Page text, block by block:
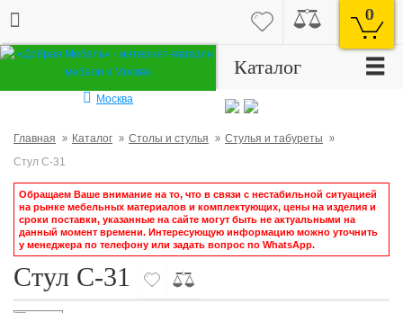
0
Москва
Каталог ☰
Главная Каталог Столы и стулья
Стулья и табуреты
Стул С-31
Обращаем Ваше внимание на то, что в связи с нестабильной ситуацией
на рынке мебельных материалов и комплектующих, цены на изделия и
сроки поставки, указанные на сайте могут быть не актуальными на
данный момент времени. Интересующую информацию можно уточнить
у менеджера по телефону или задать вопрос по WhatsApp.
Стул С-31